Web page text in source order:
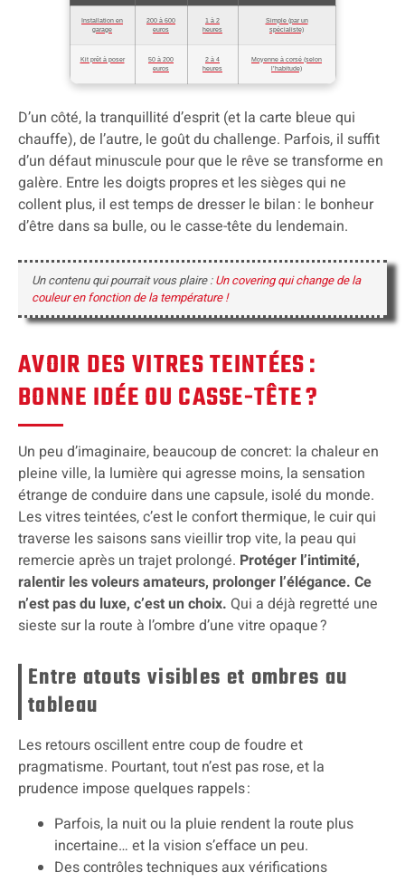
Installation en
garage
200 à 600
euros
1 à 2
heures
Simple (par un
spécialiste)
Kit prêt à poser
50 à 200
euros
2 à 4
heures
Moyenne à corsé (selon
l’habitude)
D’un côté, la tranquillité d’esprit (et la carte bleue qui
chauffe), de l’autre, le goût du challenge. Parfois, il suffit
d’un défaut minuscule pour que le rêve se transforme en
galère. Entre les doigts propres et les sièges qui ne
collent plus, il est temps de dresser le bilan : le bonheur
d’être dans sa bulle, ou le casse-tête du lendemain.
Un contenu qui pourrait vous plaire :Un covering qui change de la
couleur en fonction de la température !
AVOIR DES VITRES TEINTÉES :
BONNE IDÉE OU CASSE-TÊTE ?
Un peu d’imaginaire, beaucoup de concret: la chaleur en
pleine ville, la lumière qui agresse moins, la sensation
étrange de conduire dans une capsule, isolé du monde.
Les vitres teintées, c’est le confort thermique, le cuir qui
traverse les saisons sans vieillir trop vite, la peau qui
remercie après un trajet prolongé. Protéger l’intimité,
ralentir les voleurs amateurs, prolonger l’élégance. Ce
n’est pas du luxe, c’est un choix. Qui a déjà regretté une
sieste sur la route à l’ombre d’une vitre opaque ?
Entre atouts visibles et ombres au
tableau
Les retours oscillent entre coup de foudre et
pragmatisme. Pourtant, tout n’est pas rose, et la
prudence impose quelques rappels :
Parfois, la nuit ou la pluie rendent la route plus
incertaine… et la vision s’efface un peu.
Des contrôles techniques aux vérifications